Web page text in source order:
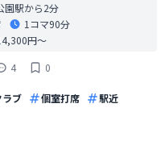
園駅から2分
1コマ90分
円〜
4 0
ラブ 個室打席
駅近